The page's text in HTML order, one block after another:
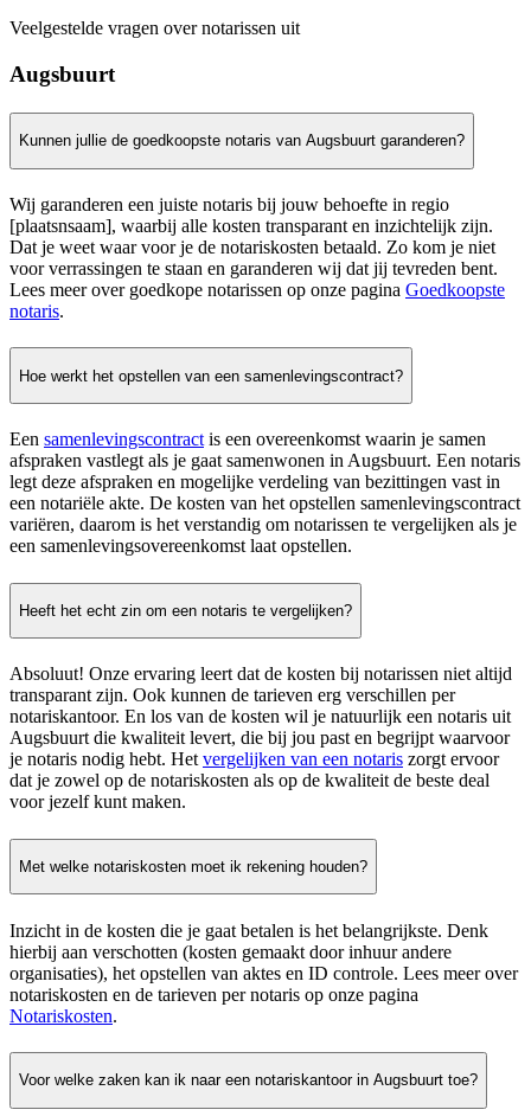
Veelgestelde vragen over notarissen uit
Augsbuurt
Kunnen jullie de goedkoopste notaris van Augsbuurt garanderen?
Wij garanderen een juiste notaris bij jouw behoefte in regio
[plaatsnsaam], waarbij alle kosten transparant en inzichtelijk zijn.
Dat je weet waar voor je de notariskosten betaald. Zo kom je niet
voor verrassingen te staan en garanderen wij dat jij tevreden bent.
Lees meer over goedkope notarissen op onze pagina Goedkoopste
notaris.
Hoe werkt het opstellen van een samenlevingscontract?
Een samenlevingscontract is een overeenkomst waarin je samen
afspraken vastlegt als je gaat samenwonen in Augsbuurt. Een notaris
legt deze afspraken en mogelijke verdeling van bezittingen vast in
een notariële akte. De kosten van het opstellen samenlevingscontract
variëren, daarom is het verstandig om notarissen te vergelijken als je
een samenlevingsovereenkomst laat opstellen.
Heeft het echt zin om een notaris te vergelijken?
Absoluut! Onze ervaring leert dat de kosten bij notarissen niet altijd
transparant zijn. Ook kunnen de tarieven erg verschillen per
notariskantoor. En los van de kosten wil je natuurlijk een notaris uit
Augsbuurt die kwaliteit levert, die bij jou past en begrijpt waarvoor
je notaris nodig hebt. Hetvergelijken van een notaris zorgt ervoor
dat je zowel op de notariskosten als op de kwaliteit de beste deal
voor jezelf kunt maken.
Met welke notariskosten moet ik rekening houden?
Inzicht in de kosten die je gaat betalen is het belangrijkste. Denk
hierbij aan verschotten (kosten gemaakt door inhuur andere
organisaties), het opstellen van aktes en ID controle. Lees meer over
notariskosten en de tarieven per notaris op onze pagina
Notariskosten.
Voor welke zaken kan ik naar een notariskantoor in Augsbuurt toe?